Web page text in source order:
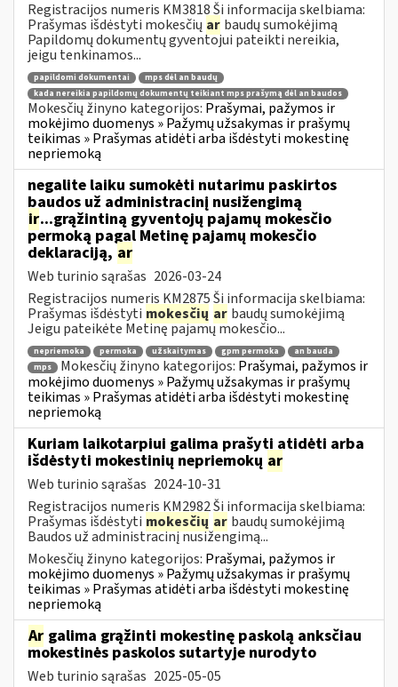
Registracijos numeris KM3818 Ši informacija skelbiama:
Prašymas išdėstyti mokesčių ar baudų sumokėjimą
Papildomų dokumentų gyventojui pateikti nereikia,
jeigu tenkinamos...
papildomi dokumentai
mps dėl an baudų
kada nereikia papildomų dokumentų teikiant mps prašymą dėl an baudos
Mokesčių žinyno kategorijos: Prašymai, pažymos ir
mokėjimo duomenys » Pažymų užsakymas ir prašymų
teikimas » Prašymas atidėti arba išdėstyti mokestinę
nepriemoką
negalite laiku sumokėti nutarimu paskirtos
baudos už administracinį nusižengimą
ir...grąžintiną gyventojų pajamų mokesčio
permoką pagal Metinę pajamų mokesčio
deklaraciją, ar
Web turinio sąrašas 2026-03-24
Registracijos numeris KM2875 Ši informacija skelbiama:
Prašymas išdėstyti mokesčių ar baudų sumokėjimą
Jeigu pateikėte Metinę pajamų mokesčio...
nepriemoka permoka užskaitymas gpm permoka
an bauda
mps
Mokesčių žinyno kategorijos: Prašymai, pažymos ir
mokėjimo duomenys » Pažymų užsakymas ir prašymų
teikimas » Prašymas atidėti arba išdėstyti mokestinę
nepriemoką
Kuriam laikotarpiui galima prašyti atidėti arba
išdėstyti mokestinių nepriemokų ar
Web turinio sąrašas 2024-10-31
Registracijos numeris KM2982 Ši informacija skelbiama:
Prašymas išdėstyti mokesčių ar baudų sumokėjimą
Baudos už administracinį nusižengimą...
Mokesčių žinyno kategorijos: Prašymai, pažymos ir
mokėjimo duomenys » Pažymų užsakymas ir prašymų
teikimas » Prašymas atidėti arba išdėstyti mokestinę
nepriemoką
Ar galima grąžinti mokestinę paskolą anksčiau
mokestinės paskolos sutartyje nurodyto
Web turinio sąrašas 2025-05-05